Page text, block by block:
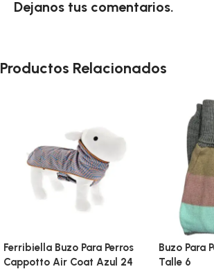
Dejanos tus comentarios.
Productos Relacionados
Ferribiella Buzo Para Perros
Cappotto Air Coat Azul 24
Buzo Para
Talle 6